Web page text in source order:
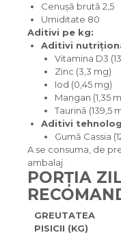
Cenușă brută 2,5
Umiditate 80
Aditivi pe kg:
Aditivi
Vitamina D3
Zinc (3,3 mg)
Iod (0,45 mg)
Mangan (1,35
Taurină (139,5
Aditivi
Gumă Cassia
A se consuma, de
ambalaj.
PORȚIA
GREUTATEA
PISICII (KG)